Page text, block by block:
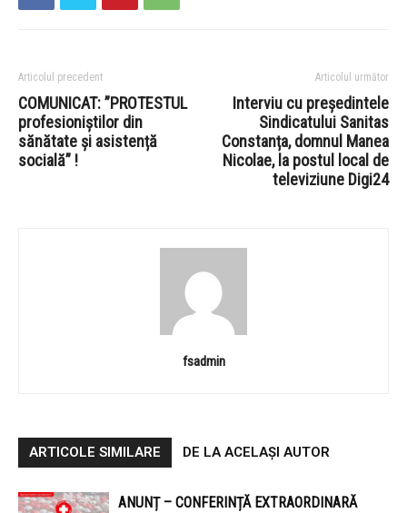
Articolul precedent
COMUNICAT: ”PROTESTUL
profesioniștilor din
sănătate și asistență
socială” !
Articolul următor
Interviu cu președintele
Sindicatului Sanitas
Constanța, domnul Manea
Nicolae, la postul local de
televiziune Digi24
fsadmin
ARTICOLE SIMILARE DE LA ACELAȘI AUTOR
ANUNȚ – CONFERINȚĂ EXTRAORDINARĂ